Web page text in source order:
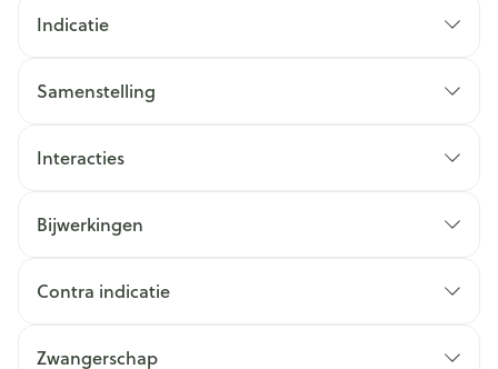
Indicatie
Samenstelling
Interacties
Bijwerkingen
Contra indicatie
Zwangerschap